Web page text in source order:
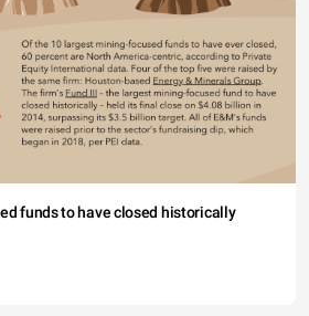
funds to have closed historically